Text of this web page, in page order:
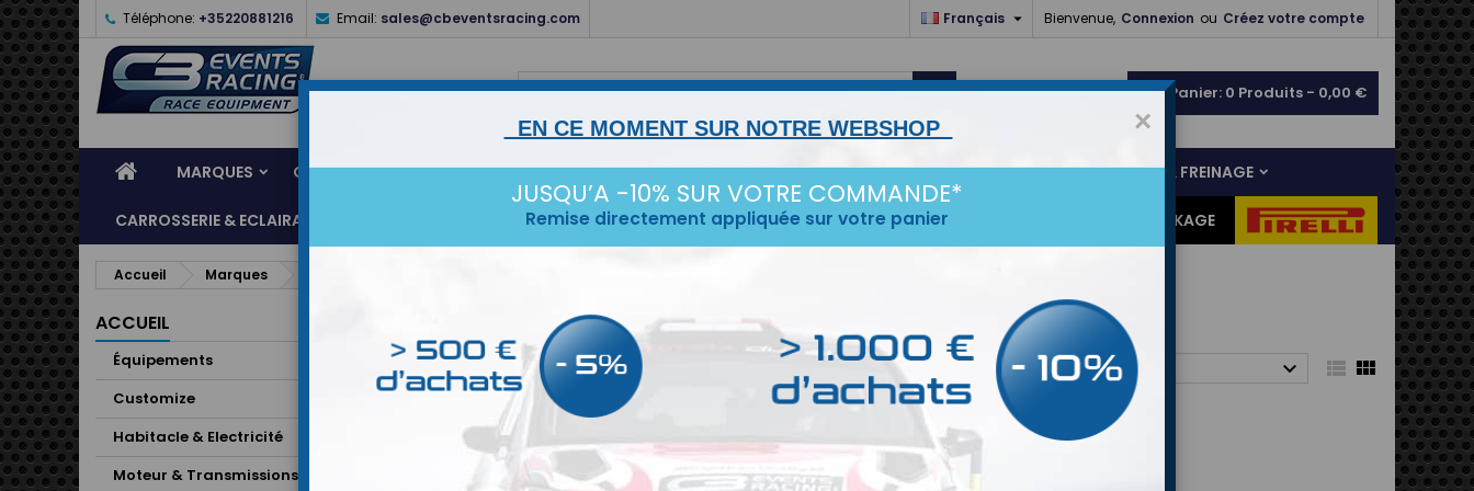
Téléphone: +35220881216 Email: sales@cbeventsracing.com Bienvenue, Connexion ou Créez votre compte
Français 
shopping_cart Panier: 0 Produits - 0,00 €

MARQUES CASQUES ÉQUIPEMENTS HABITACLE & ELECTRICITÉ MOTEUR & TRANSMISSIONS LIAISON AU SOL & FREINAGE
CARROSSERIE & ECLAIRAGE ATELIER & ASSISTANCE ESCORT MK1/2 KARTING SERVICES DESTOCKAGE
Accueil Marques
ACCUEIL
Équipements
Customize
Habitacle & Electricité
Moteur & Transmissions
LISTE DES PRODUITS DE LA MARQUE TOTAL
Il y a 2 produits. Trier par : Choisir   
×
EN CE MOMENT SUR NOTRE WEBSHOP
JUSQU’A -10% SUR VOTRE COMMANDE*
Remise directement appliquée sur votre panier